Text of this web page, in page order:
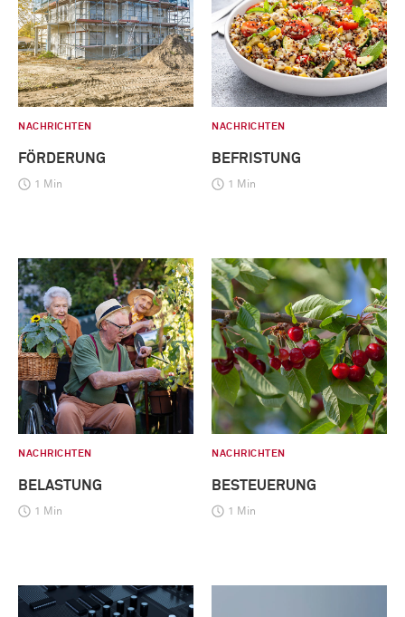
NACHRICHTEN
FÖRDERUNG
1 Min
NACHRICHTEN
BEFRISTUNG
1 Min
NACHRICHTEN
BELASTUNG
1 Min
NACHRICHTEN
BESTEUERUNG
1 Min